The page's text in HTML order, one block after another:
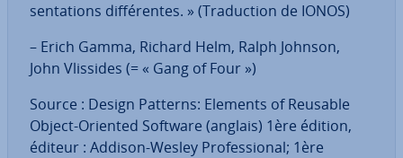
sen­ta­tions dif­fé­rentes. » (Tra­duc­tion de IONOS)
– Erich Gamma, Richard Helm, Ralph Johnson,
John Vlissides (= « Gang of Four »)
Source : Design Patterns: Elements of Reusable
Object-Oriented Software (anglais) 1ère édition,
éditeur : Addison-Wesley Pro­fes­sio­nal; 1ère